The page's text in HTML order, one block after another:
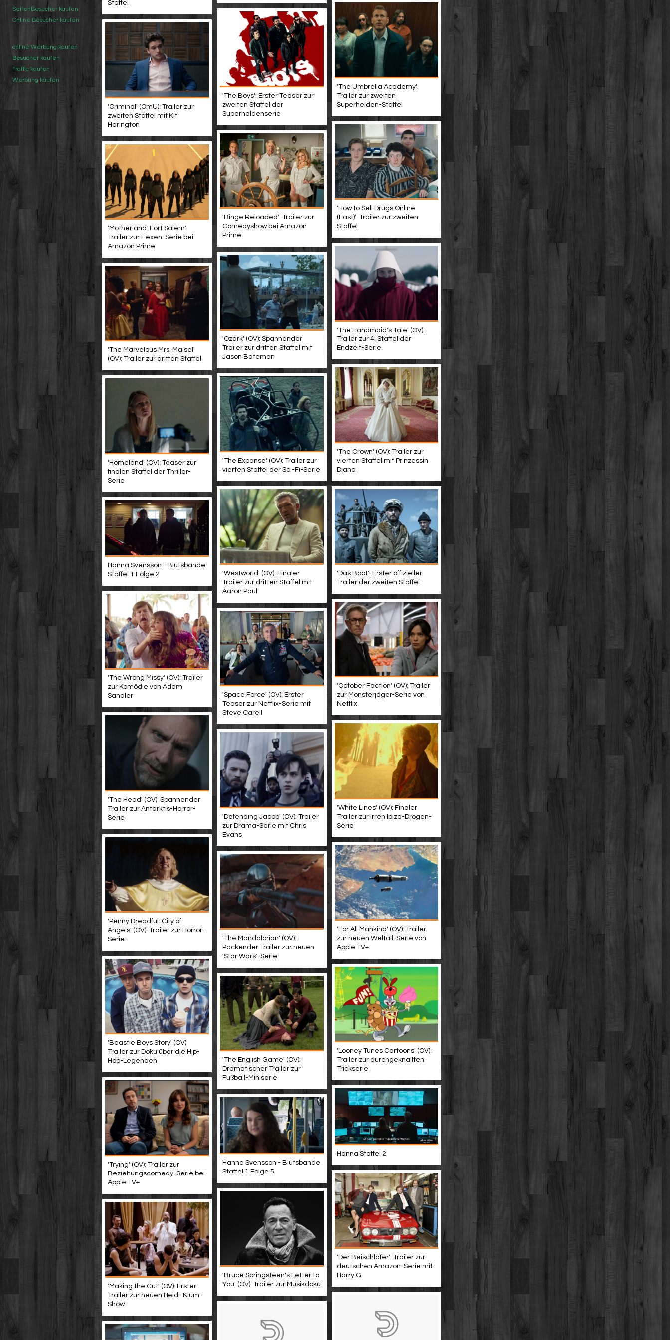
SeitenBesucher kaufen
Online Besucher kaufen
online Werbung kaufen
Besucher kaufen
Traffic kaufen
Werbung kaufen
Staffel
'The Umbrella Academy':
Trailer zur zweiten
Superhelden-Staffel
'The Boys': Erster Teaser zur
zweiten Staffel der
Superheldenserie
'Criminal' (OmU): Trailer zur
zweiten Staffel mit Kit
Harington
'How to Sell Drugs Online
(Fast)': Trailer zur zweiten
Staffel
'Binge Reloaded': Trailer zur
Comedyshow bei Amazon
Prime
'Motherland: Fort Salem':
Trailer zur Hexen-Serie bei
Amazon Prime
'The Handmaid's Tale' (OV):
Trailer zur 4. Staffel der
Endzeit-Serie
'Ozark' (OV): Spannender
Trailer zur dritten Staffel mit
Jason Bateman
'The Marvelous Mrs. Maisel'
(OV): Trailer zur dritten Staffel
'The Crown' (OV): Trailer zur
vierten Staffel mit Prinzessin
Diana
'The Expanse' (OV): Trailer zur
vierten Staffel der Sci-Fi-Serie
'Homeland' (OV): Teaser zur
finalen Staffel der Thriller-
Serie
'Westworld' (OV): Finaler
Trailer zur dritten Staffel mit
Aaron Paul
'Das Boot': Erster offizieller
Trailer der zweiten Staffel
Hanna Svensson - Blutsbande
Staffel 1 Folge 2
'The Wrong Missy' (OV): Trailer
zur Komödie von Adam
Sandler
'October Faction' (OV): Trailer
zur Monsterjäger-Serie von
Netflix
'Space Force' (OV): Erster
Teaser zur Netflix-Serie mit
Steve Carell
'The Head' (OV): Spannender
Trailer zur Antarktis-Horror-
Serie
'White Lines' (OV): Finaler
Trailer zur irren Ibiza-Drogen-
Serie
'Defending Jacob' (OV): Trailer
zur Drama-Serie mit Chris
Evans
'Penny Dreadful: City of
Angels' (OV): Trailer zur Horror-
Serie
'For All Mankind' (OV): Trailer
zur neuen Weltall-Serie von
Apple TV+
'The Mandalorian' (OV):
Packender Trailer zur neuen
'Star Wars'-Serie
'Beastie Boys Story' (OV):
Trailer zur Doku über die Hip-
Hop-Legenden
'Looney Tunes Cartoons' (OV):
Trailer zur durchgeknallten
Trickserie
'The English Game' (OV):
Dramatischer Trailer zur
Fußball-Miniserie
'Trying' (OV): Trailer zur
Beziehungscomedy-Serie bei
Apple TV+
Hanna Staffel 2
Hanna Svensson - Blutsbande
Staffel 1 Folge 5
'Der Beischläfer': Trailer zur
deutschen Amazon-Serie mit
Harry G
'Bruce Springsteen's Letter to
You' (OV): Trailer zur Musikdoku
'Making the Cut' (OV): Erster
Trailer zur neuen Heidi-Klum-
Show